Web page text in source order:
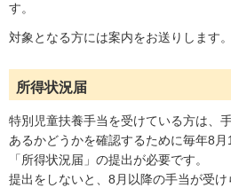
す。
対象となる方には案内をお送りします。
所得状況届
特別児童扶養手当を受けている方は、
あるかどうかを確認するために毎年8
「所得状況届」の提出が必要です。
提出をしないと、8月以降の手当が受